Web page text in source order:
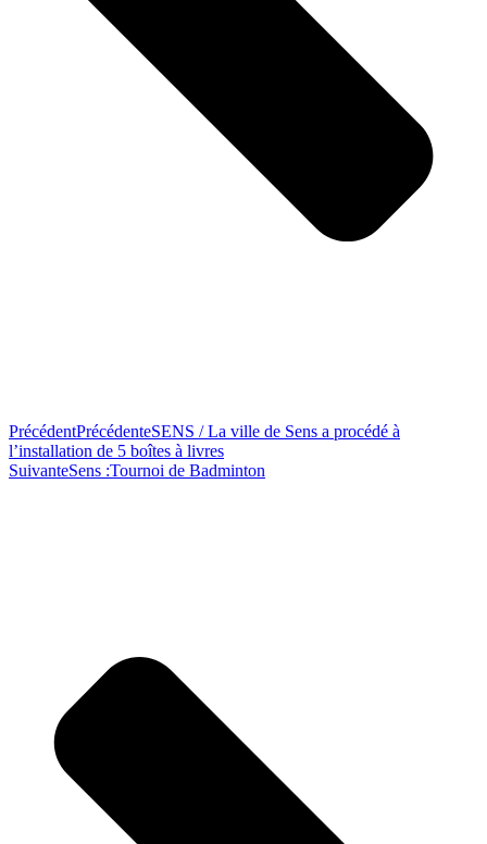
PrécédentPrécédenteSENS / La ville de Sens a procédé à
l’installation de 5 boîtes à livres
SuivanteSens :Tournoi de Badminton